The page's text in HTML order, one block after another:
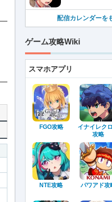
配信カレンダーを
ゲーム攻略Wiki
スマホアプリ
FGO攻略
イナイレク
攻略
NTE攻略 パワアド攻